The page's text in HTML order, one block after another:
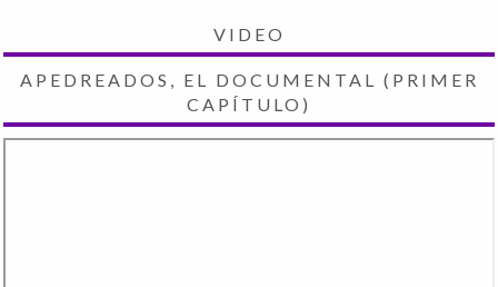
VIDEO
APEDREADOS, EL DOCUMENTAL (PRIMER
CAPÍTULO)